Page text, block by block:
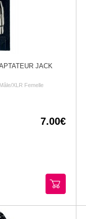
JACK
XLR Femelle
7.00